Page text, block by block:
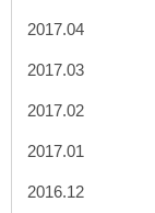
2017.04
2017.03
2017.02
2017.01
2016.12